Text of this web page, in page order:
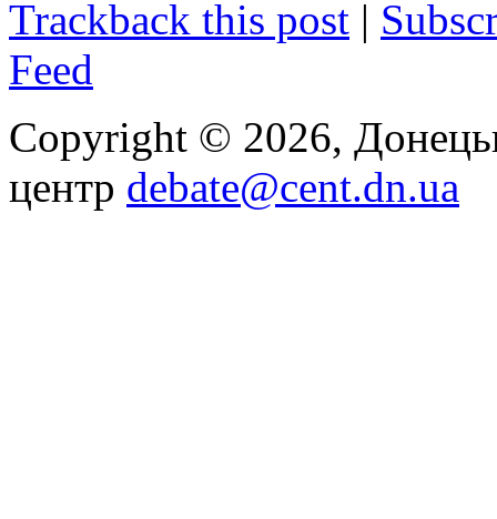
Trackback this post |
Feed
Copyright © 2026,
центр debate@cent.dn.ua